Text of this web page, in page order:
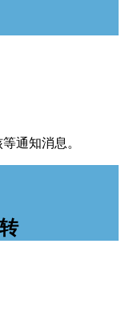
通知消息。